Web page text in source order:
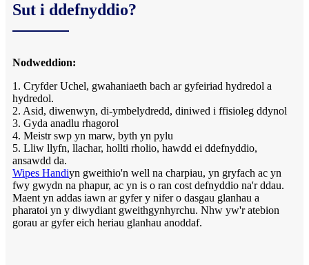
Sut i ddefnyddio?
Nodweddion:
1. Cryfder Uchel, gwahaniaeth bach ar gyfeiriad hydredol a
hydredol.
2. Asid, diwenwyn, di-ymbelydredd, diniwed i ffisioleg ddynol
3. Gyda anadlu rhagorol
4. Meistr swp yn marw, byth yn pylu
5. Lliw llyfn, llachar, hollti rholio, hawdd ei ddefnyddio,
ansawdd da.
Wipes Handiyn gweithio'n well na charpiau, yn gryfach ac yn
fwy gwydn na phapur, ac yn is o ran cost defnyddio na'r ddau.
Maent yn addas iawn ar gyfer y nifer o dasgau glanhau a
pharatoi yn y diwydiant gweithgynhyrchu. Nhw yw'r atebion
gorau ar gyfer eich heriau glanhau anoddaf.